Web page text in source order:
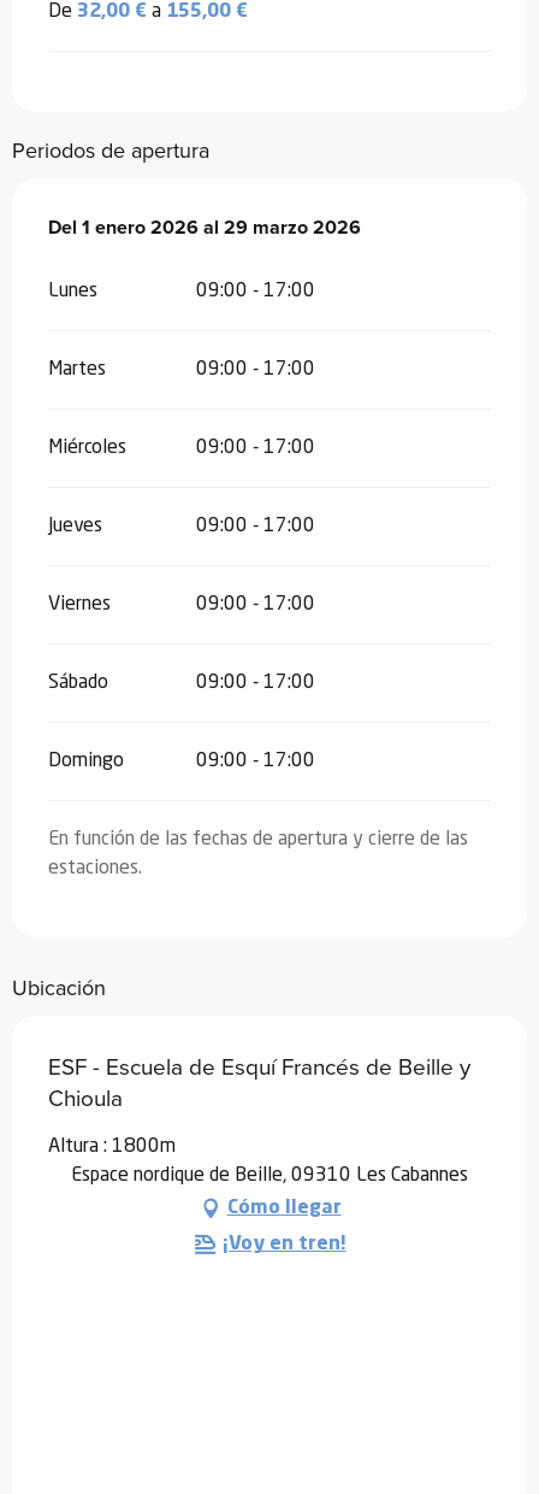
De 32,00 € a 155,00 €
Periodos de apertura
Del 1 enero 2026al 29 marzo 2026
Del 1 enero 2026al 29 marzo 2026
Lunes 09:00 - 17:00
Martes 09:00 - 17:00
Miércoles 09:00 - 17:00
Jueves 09:00 - 17:00
Viernes 09:00 - 17:00
Sábado 09:00 - 17:00
Domingo 09:00 - 17:00
En función de las fechas de apertura y cierre de las
estaciones.
Ubicación
ESF - Escuela de Esquí Francés de Beille y
Chioula
Altura : 1800m
Espace nordique de Beille, 09310 Les Cabannes
Cómo llegar
¡Voy en tren!